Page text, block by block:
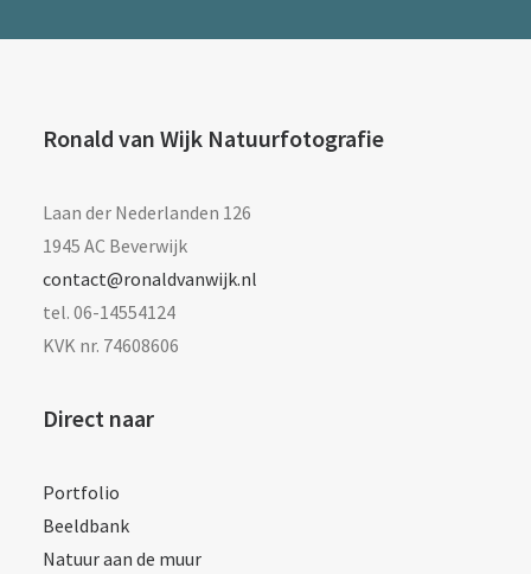
Ronald van Wijk Natuurfotografie
Laan der Nederlanden 126
1945 AC Beverwijk
contact@ronaldvanwijk.nl
tel. 06-14554124
KVK nr. 74608606
Direct naar
Portfolio
Beeldbank
Natuur aan de muur